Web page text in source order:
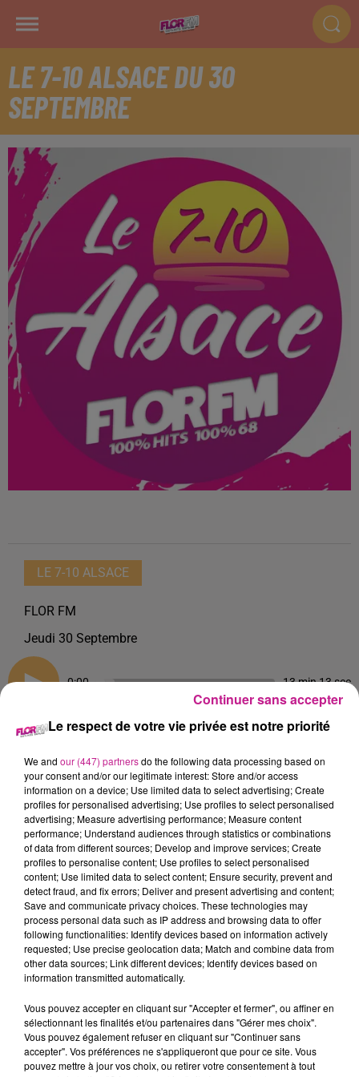
LE 7-10 ALSACE DU 30
SEPTEMBRE
LE 7-10 ALSACE
FLOR FM
Jeudi 30 Septembre
0:00 13 min 13 sec
LE 7-10 ALSACE DU 30 SEPTEMBRE
Retrouvez les meilleurs moments du 7-10 Alsace.
21h00
21h00 20h56
20h56 20h52
20h52
Le respect de votre vie privée est notre priorité
We and our (447) partnersdo the following data processing based on
your consent and/or our legitimate interest: Store and/or access
information on a device; Use limited data to select advertising; Create
profiles for personalised advertising; Use profiles to select personalised
advertising; Measure advertising performance; Measure content
performance; Understand audiences through statistics or combinations
of data from different sources; Develop and improve services; Create
profiles to personalise content; Use profiles to select personalised
content; Use limited data to select content; Ensure security, prevent and
detect fraud, and fix errors; Deliver and present advertising and content;
Save and communicate privacy choices. These technologies may
process personal data such as IP address and browsing data to offer
following functionalities: Identify devices based on information actively
requested; Use precise geolocation data; Match and combine data from
other data sources; Link different devices; Identify devices based on
information transmitted automatically.
Vous pouvez accepter en cliquant sur "Accepter et fermer", ou affiner en
sélectionnant les finalités et/ou partenaires dans "Gérer mes choix".
Vous pouvez également refuser en cliquant sur "Continuer sans
accepter". Vos préférences ne s'appliqueront que pour ce site. Vous
pouvez mettre à jour vos choix, ou retirer votre consentement à tout
Continuer sans accepter